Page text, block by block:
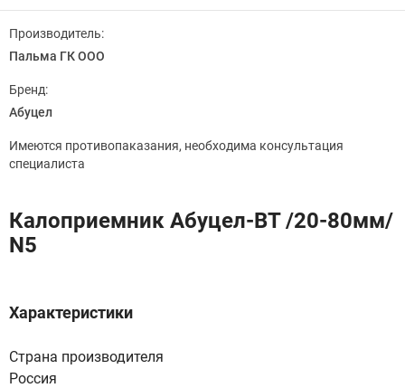
Производитель:
Пальма ГК ООО
Бренд:
Абуцел
Имеются противопаказания, необходима консультация
специалиста
Калоприемник Абуцел-ВТ /20-80мм/
N5
Характеристики
Страна производителя
Россия